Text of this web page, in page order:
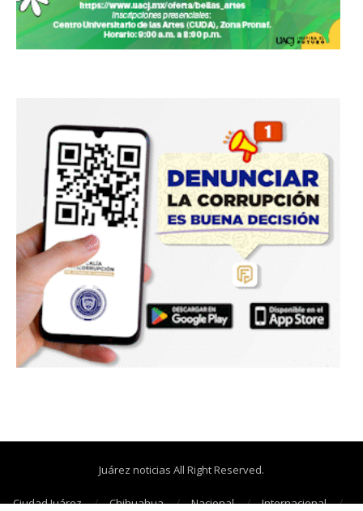
Juárez noticias All Right Reserved.
Ciudad Juárez Chihuahua Nacional Internacional